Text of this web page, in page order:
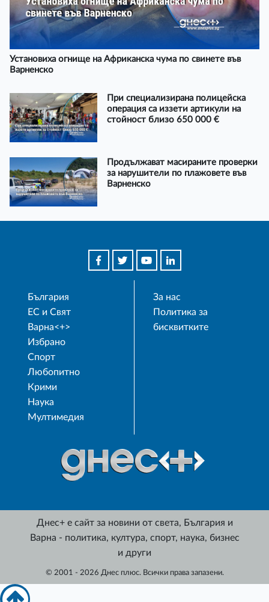
Установиха огнище на Африканска чума по свинете във
Варненско
При специализирана полицейска
операция са иззети артикули на
стойност близо 650 000 €
Продължават масираните проверки
за нарушители по плажовете във
Варненско
България
ЕС и Свят
Варна<+>
Избрано
Спорт
Любопитно
Крими
Наука
Мултимедия
За нас
Политика за
бисквитките
Днес+ е сайт за новини от света, България и
Варна - политика, култура, спорт, наука, бизнес
и други
© 2001 - 2026 Днес плюс. Всички права запазени.